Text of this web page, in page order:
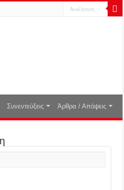
Συνεντεύξεις Άρθρα / Απόψεις